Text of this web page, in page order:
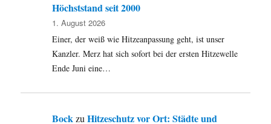
Höchststand seit 2000
1. August 2026
Einer, der weiß wie Hitzeanpassung geht, ist unser
Kanzler. Merz hat sich sofort bei der ersten Hitzewelle
Ende Juni eine…
BockzuHitzeschutz vor Ort: Städte und